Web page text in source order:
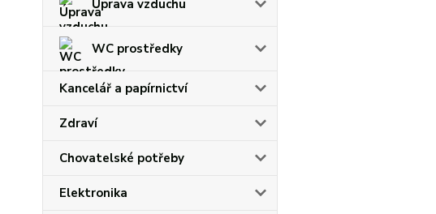
Úprava vzduchu
WC prostředky
Kancelář a papírnictví
Zdraví
Chovatelské potřeby
Elektronika